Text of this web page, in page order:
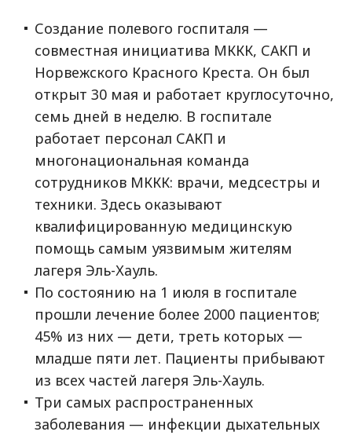
Создание полевого госпиталя —
совместная инициатива МККК, САКП и
Норвежского Красного Креста. Он был
открыт 30 мая и работает круглосуточно,
семь дней в неделю. В госпитале
работает персонал САКП и
многонациональная команда
сотрудников МККК: врачи, медсестры и
техники. Здесь оказывают
квалифицированную медицинскую
помощь самым уязвимым жителям
лагеря Эль-Хауль.
По состоянию на 1 июля в госпитале
прошли лечение более 2000 пациентов;
45% из них — дети, треть которых —
младше пяти лет. Пациенты прибывают
из всех частей лагеря Эль-Хауль.
Три самых распространенных
заболевания — инфекции дыхательных